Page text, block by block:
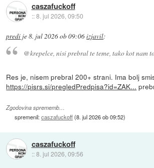
caszafuckoff
::8. jul 2026, 09:50
predi je8. jul 2026 ob 09:06izjavil:
@krepelce, nisi prebral te teme, tako kot nam
Res je, nisem prebral 200+ strani. Ima bolj
https://pisrs.si/pregledPredpisa?id=ZAK...
Zgodovina sprememb…
spremenil:caszafuckoff(8. jul 2026 ob 09:52)
caszafuckoff
::8. jul 2026, 09:56